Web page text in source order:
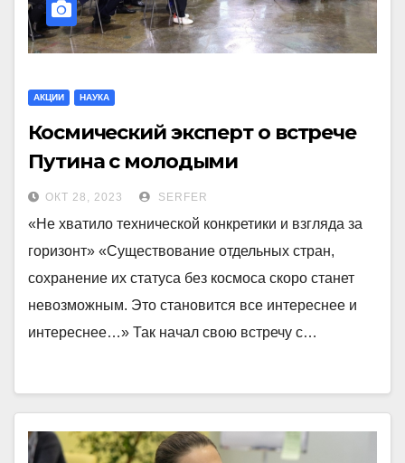
АКЦИИ НАУКА
Космический эксперт о встрече
Путина с молодыми
сотрудниками: “Ожидал
большего”
ОКТ 28, 2023 SERFER
«Не хватило технической конкретики и взгляда за
горизонт» «Существование отдельных стран,
сохранение их статуса без космоса скоро станет
невозможным. Это становится все интереснее и
интереснее…» Так начал свою встречу с…